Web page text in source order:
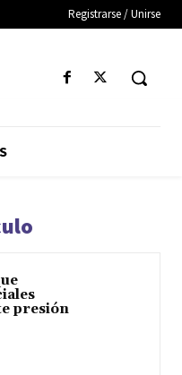
Registrarse / Unirse
presión